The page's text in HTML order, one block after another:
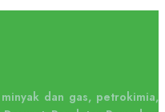
dan gas, petrokimia,